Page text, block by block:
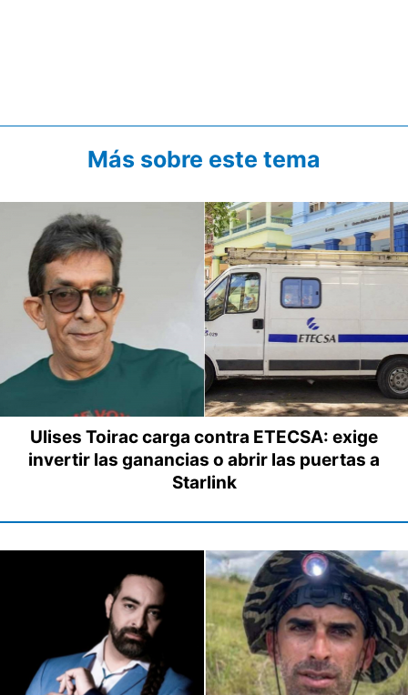
Más sobre este tema
Ulises Toirac carga contra ETECSA: exige
invertir las ganancias o abrir las puertas a
Starlink